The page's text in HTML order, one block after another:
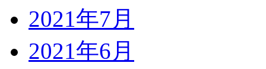
2021年7月
2021年6月